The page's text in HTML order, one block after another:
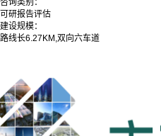
咨询类别：
可研报告评估
建设规模：
路线长6.27KM,双向六车道